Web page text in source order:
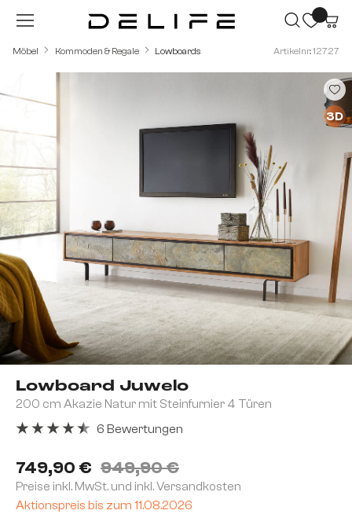
Zum Hauptinhalt springen
Möbel Kommoden & Regale Lowboards Artikelnr.: 12727
Lowboard Juwelo
200 cm Akazie Natur mit Steinfurnier 4 Türen
749,90 € 949,90 €
Preise inkl. MwSt. und inkl. Versandkosten
Aktionspreis bis zum 11.08.2026
6 Bewertungen
Bildergalerie überspringen
3D